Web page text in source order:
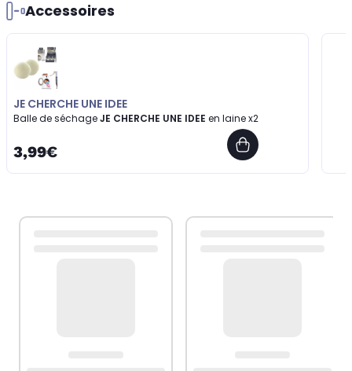
Accessoires
JE CHERCHE UNE IDEE
Balle de séchageJE CHERCHE UNE IDEE en laine x2
3,99€